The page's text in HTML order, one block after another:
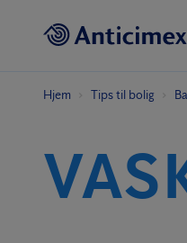
Hjem Tips til bolig